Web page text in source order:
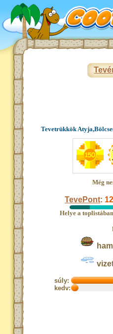
Tevetrükkök
Még
TevePont:
Helye a
súly:
kedv: